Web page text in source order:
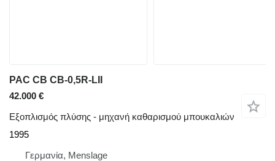
PAC CB CB-0,5R-LII
42.000 €
Εξοπλισμός πλύσης - μηχανή καθαρισμού μπουκαλιών
1995
Γερμανία, Menslage